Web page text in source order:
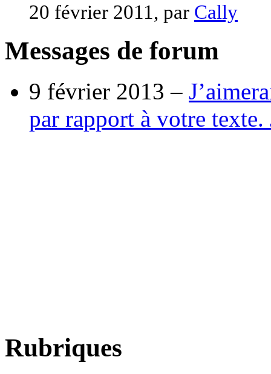
20 février 2011, par Cally
Messages de forum
9 février 2013 –
par rapport à votre texte.
Rubriques